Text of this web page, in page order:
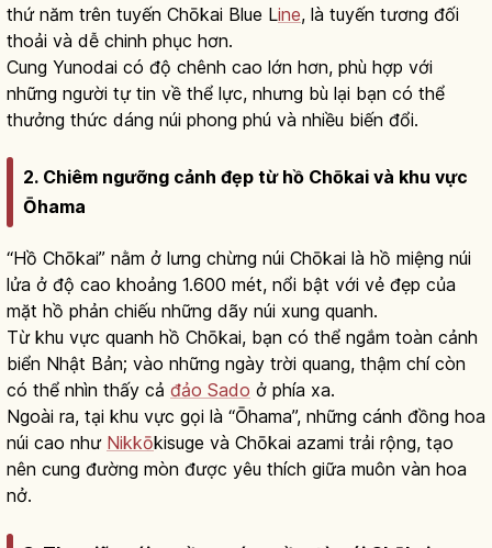
thứ năm trên tuyến Chōkai Blue Line, là tuyến tương đối
thoải và dễ chinh phục hơn.
Cung Yunodai có độ chênh cao lớn hơn, phù hợp với
những người tự tin về thể lực, nhưng bù lại bạn có thể
thưởng thức dáng núi phong phú và nhiều biến đổi.
2. Chiêm ngưỡng cảnh đẹp từ hồ Chōkai và khu vực
Ōhama
“Hồ Chōkai” nằm ở lưng chừng núi Chōkai là hồ miệng núi
lửa ở độ cao khoảng 1.600 mét, nổi bật với vẻ đẹp của
mặt hồ phản chiếu những dãy núi xung quanh.
Từ khu vực quanh hồ Chōkai, bạn có thể ngắm toàn cảnh
biển Nhật Bản; vào những ngày trời quang, thậm chí còn
có thể nhìn thấy cả đảo Sado ở phía xa.
Ngoài ra, tại khu vực gọi là “Ōhama”, những cánh đồng hoa
núi cao như Nikkōkisuge và Chōkai azami trải rộng, tạo
nên cung đường mòn được yêu thích giữa muôn vàn hoa
nở.